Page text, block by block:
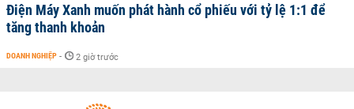
Điện Máy Xanh muốn phát hành cổ phiếu với tỷ lệ 1:1 để
tăng thanh khoản
DOANH NGHIỆP - 2 giờ trước